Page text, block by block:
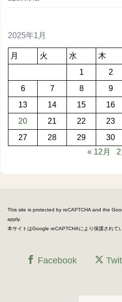
2025年1月
月 火 水 木
1
2
6
7 8 9
13
14 15 16
20
21 22 23
27
28 29 30
« 12月
This site is protected by reCAPTCHA and the
apply.
本サイトはGoogle reCAPTCHAにより保護されて
Facebook